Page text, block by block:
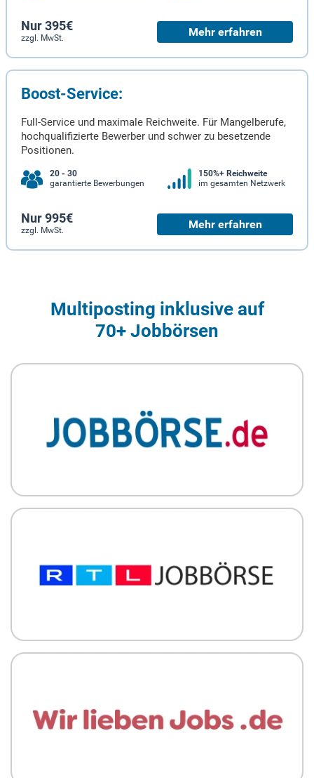
Nur 395€
zzgl. MwSt. Mehr erfahren
Boost-Service:
Full-Service und maximale Reichweite. Für Mangelberufe,
hochqualifizierte Bewerber und schwer zu besetzende
Positionen.
20 - 30
garantierte Bewerbungen
150%+ Reichweite
im gesamten Netzwerk
Nur 995€
zzgl. MwSt. Mehr erfahren
Multiposting inklusive auf
70+ Jobbörsen